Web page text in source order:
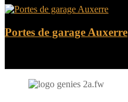
Portes de garage Auxerre